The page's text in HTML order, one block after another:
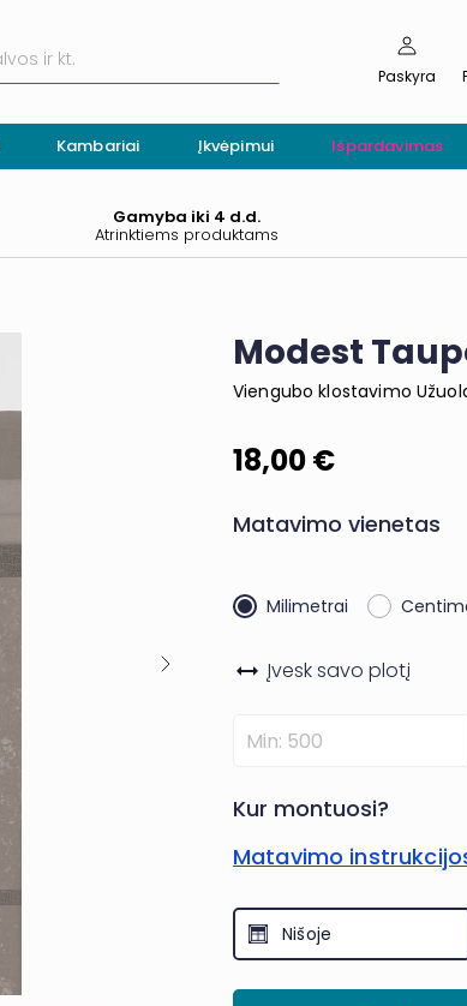
Paskyra
Kambariai Įkvėpimui Išpardavimas
Gamyba iki 4 d.d.
Atrinktiems produktams
Modest
Viengubo klostavimo
18,00 €
Matavimo vienetas
Milimetrai
Įvesk savo plotį
Kur montuosi?
Matavimo
Nišoje